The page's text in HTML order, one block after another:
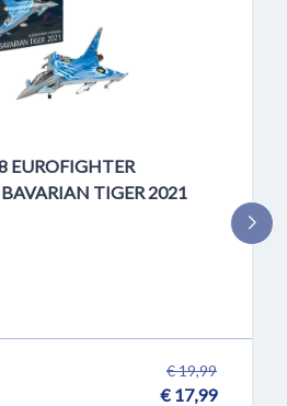
EUROFIGHTER
TIGER 2021
€ 19,99
€ 17,99